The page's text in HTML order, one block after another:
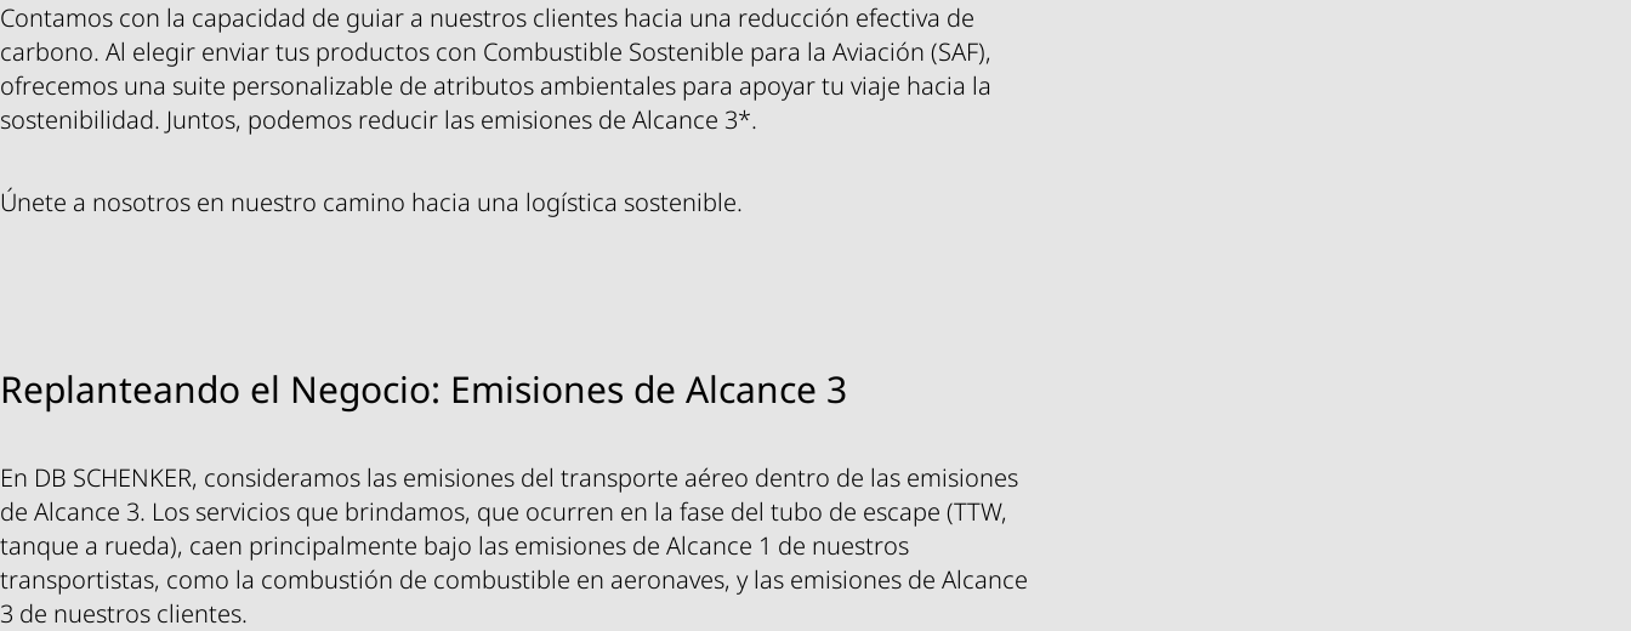
Contamos con la capacidad de guiar a nuestros clientes hacia una reducción efectiva de
carbono. Al elegir enviar tus productos con Combustible Sostenible para la Aviación (SAF),
ofrecemos una suite personalizable de atributos ambientales para apoyar tu viaje hacia la
sostenibilidad. Juntos, podemos reducir las emisiones de Alcance 3*.
Únete a nosotros en nuestro camino hacia una logística sostenible.
Replanteando el Negocio: Emisiones de Alcance 3
En DB SCHENKER, consideramos las emisiones del transporte aéreo dentro de las emisiones
de Alcance 3. Los servicios que brindamos, que ocurren en la fase del tubo de escape (TTW,
tanque a rueda), caen principalmente bajo las emisiones de Alcance 1 de nuestros
transportistas, como la combustión de combustible en aeronaves, y las emisiones de Alcance
3 de nuestros clientes.